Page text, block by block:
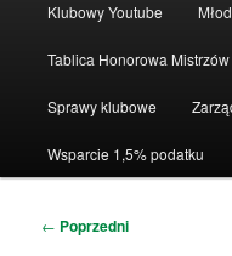
Klubowy Youtube
Tablica Honorowa Mistrzów
Sprawy klubowe
Wsparcie 1,5% podatku
Nawigacja
← Poprzedni